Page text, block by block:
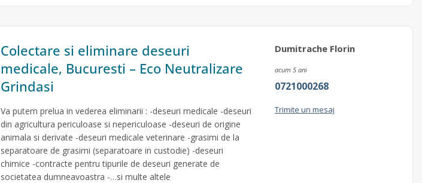
Colectare si eliminare deseuri
medicale, Bucuresti – Eco Neutralizare
Grindasi
Va putem prelua in vederea eliminarii : -deseuri medicale -deseuri
din agricultura periculoase si nepericuloase -deseuri de origine
animala si derivate -deseuri medicale veterinare -grasimi de la
separatoare de grasimi (separatoare in custodie) -deseuri
chimice -contracte pentru tipurile de deseuri generate de
societatea dumneavoastra -…si multe altele
Dumitrache Florin
acum 5 ani
0721000268
Trimite un mesaj